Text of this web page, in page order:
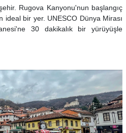
Rugova Kanyonu'nun başlangıç
ideal bir yer. UNESCO Dünya Mirası
30 dakikalık bir yürüyüşle